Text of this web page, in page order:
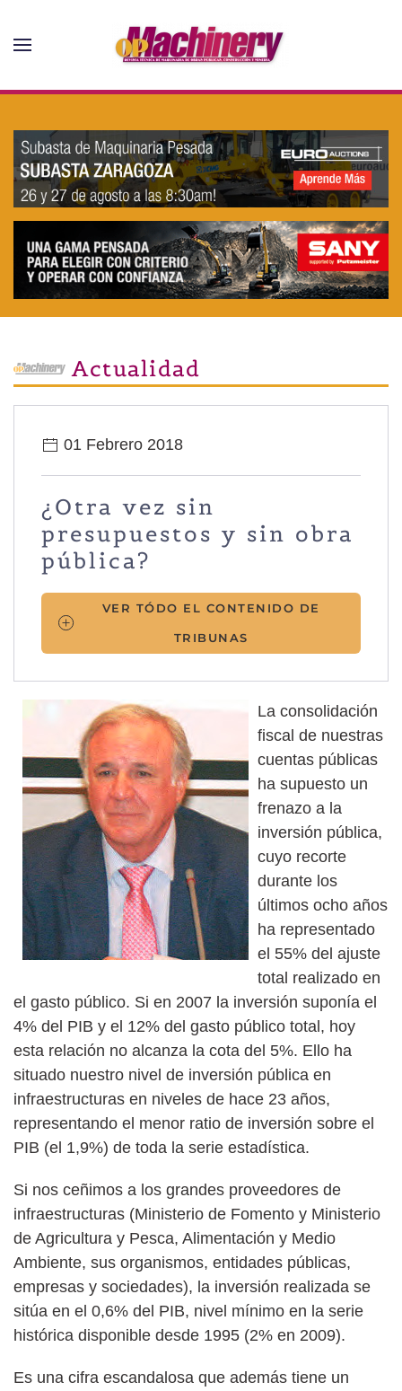
Skip to main content
Actualidad
01 Febrero 2018
¿Otra vez sin
presupuestos y sin obra
pública?
VER TÓDO EL CONTENIDO DE
TRIBUNAS
La consolidación
fiscal de nuestras
cuentas públicas
ha supuesto un
frenazo a la
inversión pública,
cuyo recorte
durante los
últimos ocho años
ha representado
el 55% del ajuste
total realizado en
el gasto público. Si en 2007 la inversión suponía el
4% del PIB y el 12% del gasto público total, hoy
esta relación no alcanza la cota del 5%. Ello ha
situado nuestro nivel de inversión pública en
infraestructuras en niveles de hace 23 años,
representando el menor ratio de inversión sobre el
PIB (el 1,9%) de toda la serie estadística.
Si nos ceñimos a los grandes proveedores de
infraestructuras (Ministerio de Fomento y Ministerio
de Agricultura y Pesca, Alimentación y Medio
Ambiente, sus organismos, entidades públicas,
empresas y sociedades), la inversión realizada se
sitúa en el 0,6% del PIB, nivel mínimo en la serie
histórica disponible desde 1995 (2% en 2009).
Es una cifra escandalosa que además tiene un